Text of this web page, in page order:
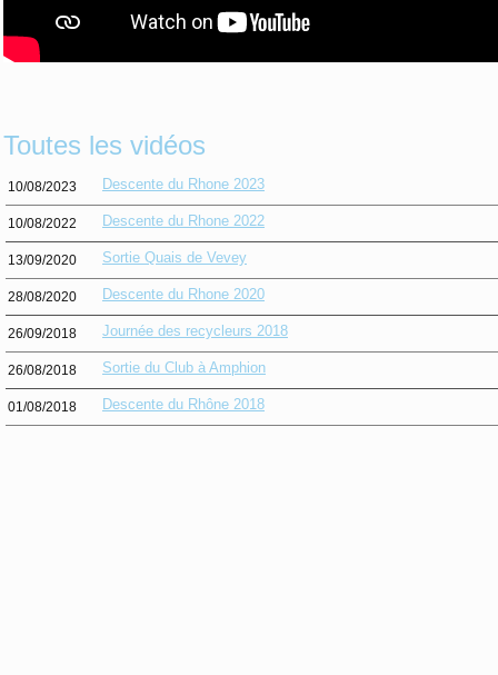
Toutes les vidéos
10/08/2023 Descente du Rhone 2023
10/08/2022 Descente du Rhone 2022
13/09/2020 Sortie Quais de Vevey
28/08/2020 Descente du Rhone 2020
26/09/2018 Journée des recycleurs 2018
26/08/2018 Sortie du Club à Amphion
01/08/2018 Descente du Rhône 2018